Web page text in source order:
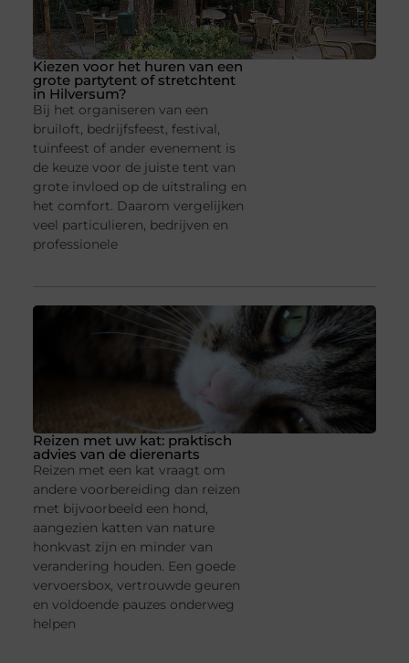
Kiezen voor het huren van een
grote partytent of stretchtent
in Hilversum?
Bij het organiseren van een
bruiloft, bedrijfsfeest, festival,
tuinfeest of ander evenement is
de keuze voor de juiste tent van
grote invloed op de uitstraling en
het comfort. Daarom vergelijken
veel particulieren, bedrijven en
professionele
Reizen met uw kat: praktisch
advies van de dierenarts
Reizen met een kat vraagt om
andere voorbereiding dan reizen
met bijvoorbeeld een hond,
aangezien katten van nature
honkvast zijn en minder van
verandering houden. Een goede
vervoersbox, vertrouwde geuren
en voldoende pauzes onderweg
helpen